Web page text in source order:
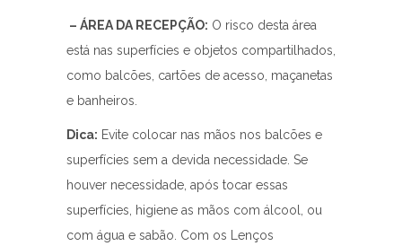
– ÁREA DA RECEPÇÃO: O risco desta área
está nas superfícies e objetos compartilhados,
como balcões, cartões de acesso, maçanetas
e banheiros.
Dica: Evite colocar nas mãos nos balcões e
superfícies sem a devida necessidade. Se
houver necessidade, após tocar essas
superfícies, higiene as mãos com álcool, ou
com água e sabão. Com os Lenços